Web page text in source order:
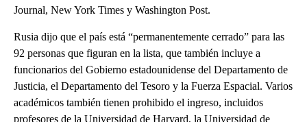
Journal, New York Times y Washington Post.
Rusia dijo que el país está “permanentemente cerrado” para las
92 personas que figuran en la lista, que también incluye a
funcionarios del Gobierno estadounidense del Departamento de
Justicia, el Departamento del Tesoro y la Fuerza Espacial. Varios
académicos también tienen prohibido el ingreso, incluidos
profesores de la Universidad de Harvard, la Universidad de